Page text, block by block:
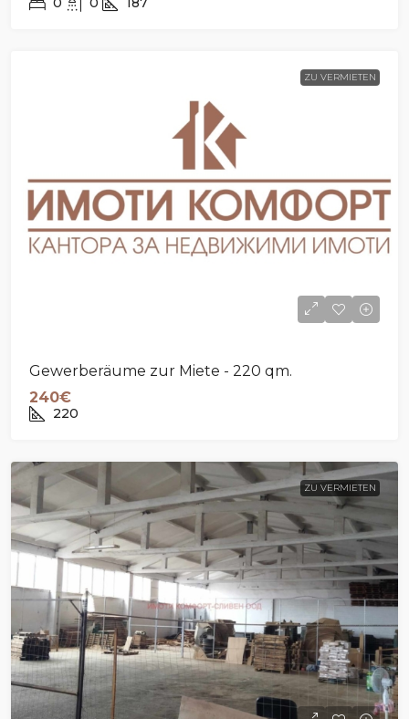
ZU VERMIETEN
Gewerberäume zur Miete - 220 qm.
240€
220
ZU VERMIETEN